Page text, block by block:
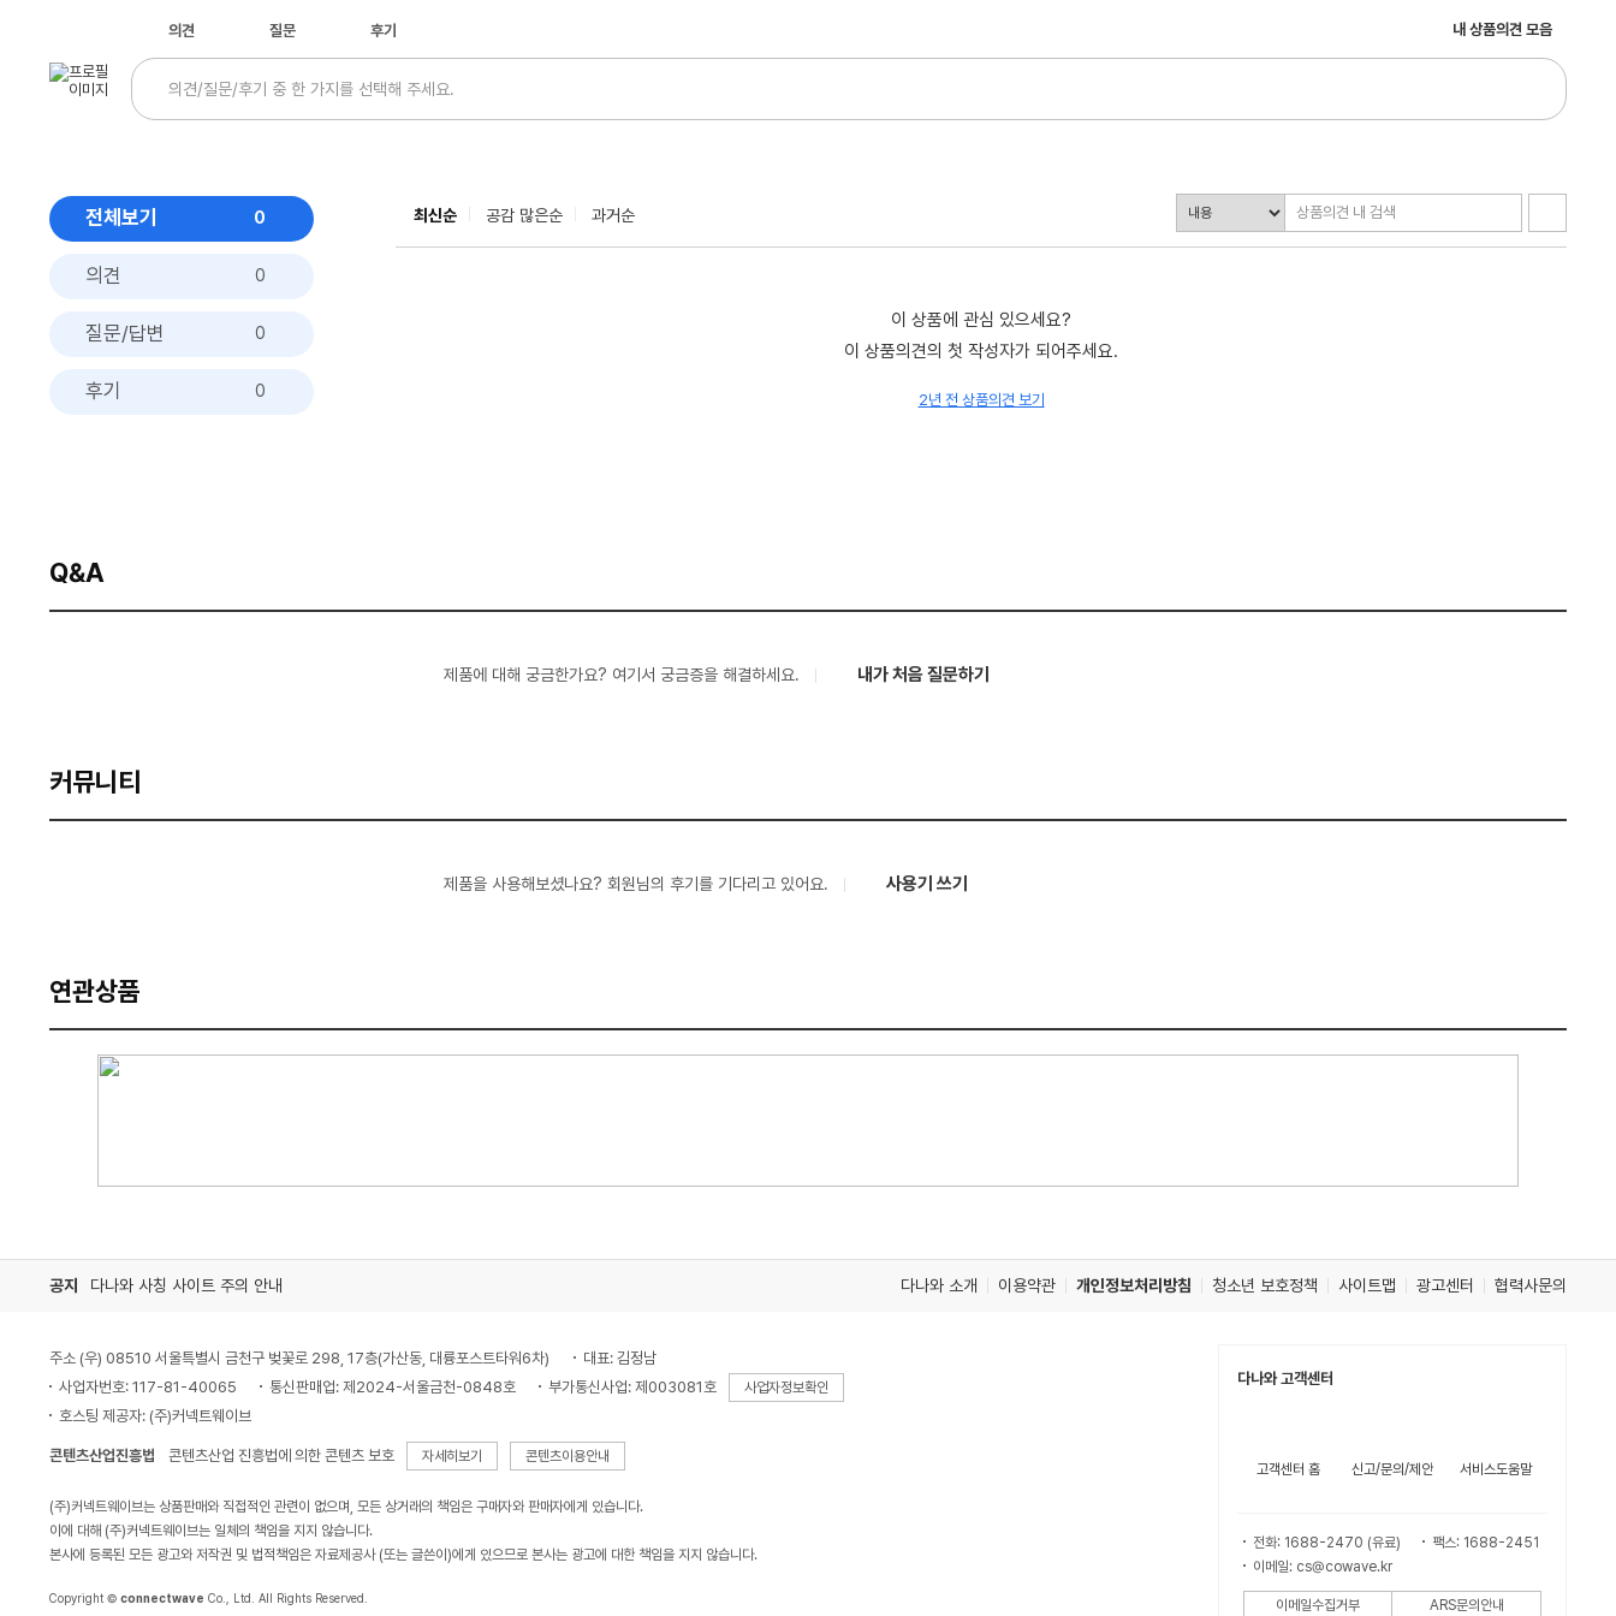
내 상품의견 모음
의견 질문 후기
전체보기 0
의견 0
질문/답변 0
후기 0
최신순 공감 많은순 과거순
이 상품에 관심 있으세요?
이 상품의견의 첫 작성자가 되어주세요.
2년 전 상품의견 보기
Q&A
제품에 대해 궁금한가요? 여기서 궁금증을 해결하세요. 내가 처음 질문하기
커뮤니티
제품을 사용해보셨나요? 회원님의 후기를 기다리고 있어요. 사용기 쓰기
연관상품
공지 다나와 사칭 사이트 주의 안내 다나와 소개 이용약관 개인정보처리방침 청소년 보호정책 사이트맵 광고센터 협력사문의
주소 (우) 08510 서울특별시 금천구 벚꽃로 298, 17층(가산동, 대륭포스트타워6차)
대표: 김정남
사업자번호: 117-81-40065
통신판매업: 제2024-서울금천-0848호 부가통신사업: 제003081호 사업자정보확인
호스팅 제공자: (주)커넥트웨이브
콘텐츠산업진흥법 콘텐츠산업 진흥법에 의한 콘텐츠 보호 자세히보기 콘텐츠이용안내
(주)커넥트웨이브는 상품판매와 직접적인 관련이 없으며, 모든 상거래의 책임은 구매자와 판매자에게 있습니다.
이에 대해 (주)커넥트웨이브는 일체의 책임을 지지 않습니다.
본사에 등록된 모든 광고와 저작권 및 법적책임은 자료제공사 (또는 글쓴이)에게 있으므로 본사는 광고에 대한 책임을 지지 않습니다.
Copyright © connectwave Co., Ltd. All Rights Reserved.
다나와 고객센터
고객센터 홈 신고/문의/제안 서비스도움말
전화: 1688-2470 (유료)
팩스: 1688-2451
이메일: cs@cowave.kr
이메일수집거부 ARS문의안내